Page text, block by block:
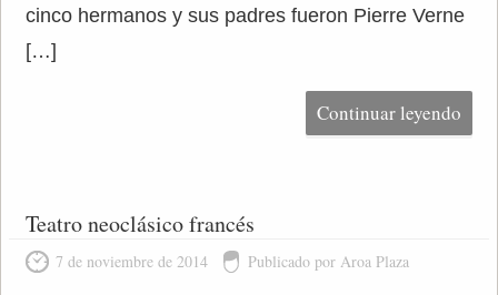
cinco hermanos y sus padres fueron Pierre Verne
[…]
Continuar leyendo
Teatro neoclásico francés
7 de noviembre de 2014 Publicado por Aroa Plaza